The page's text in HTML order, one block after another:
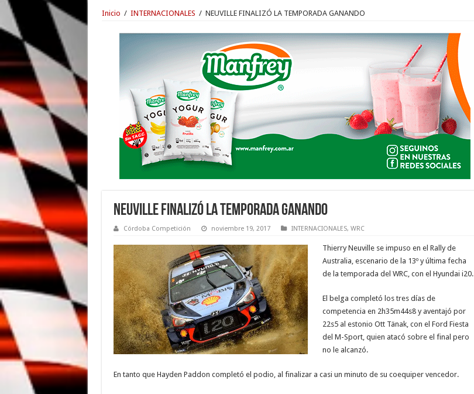
Inicio / INTERNACIONALES / NEUVILLE FINALIZÓ LA TEMPORADA GANANDO
NEUVILLE FINALIZÓ LA TEMPORADA GANANDO
Córdoba Competición noviembre 19, 2017 INTERNACIONALES, WRC
Thierry Neuville se impuso en el Rally de
Australia, escenario de la 13º y última fecha
de la temporada del WRC, con el Hyundai i20.
El belga completó los tres días de
competencia en 2h35m44s8 y aventajó por
22s5 al estonio Ott Tänak, con el Ford Fiesta
del M-Sport, quien atacó sobre el final pero
no le alcanzó.
En tanto que Hayden Paddon completó el podio, al finalizar a casi un minuto de su coequiper vencedor.